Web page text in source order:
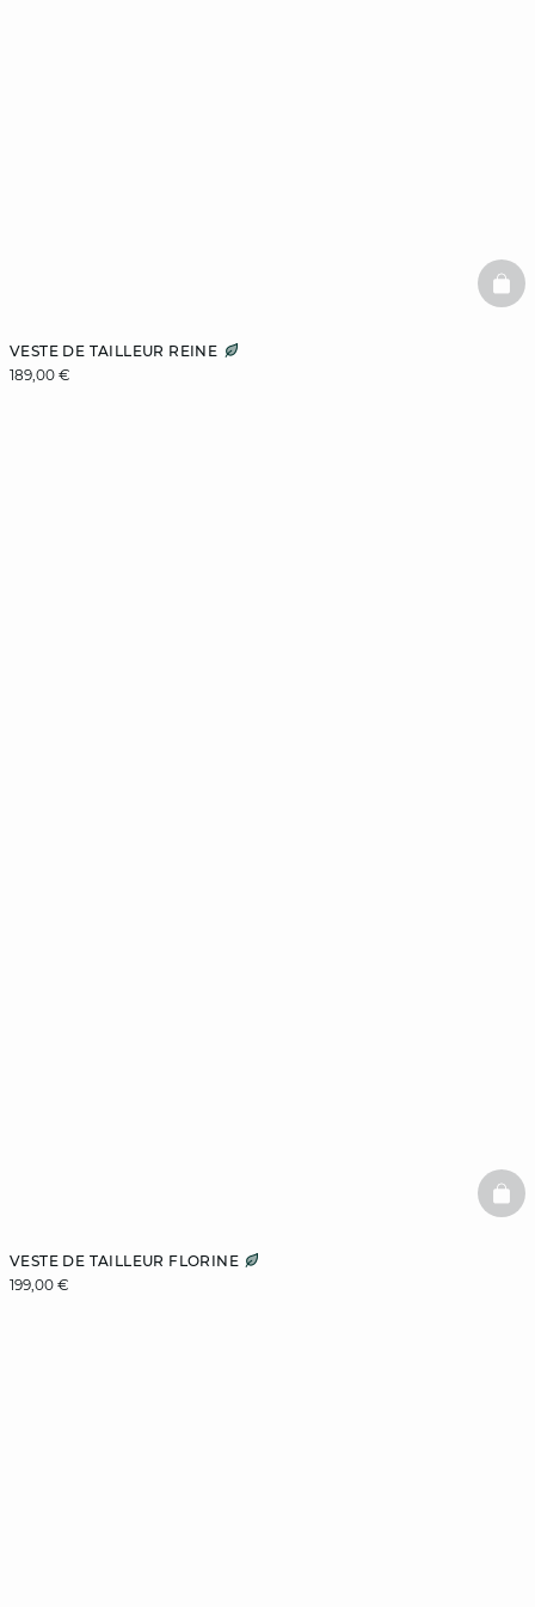
VESTE DE TAILLEUR REINE
189,00 €
VESTE DE TAILLEUR FLORINE
199,00 €